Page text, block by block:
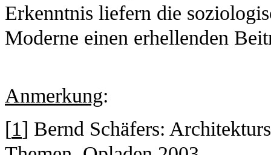
Erkenntnis liefern die
Moderne einen erhellenden
Anmerkung:
[1] Bernd Schäfers: